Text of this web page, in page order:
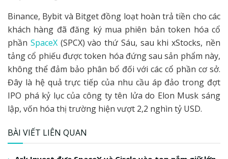
Binance, Bybit và Bitget đồng loạt hoàn trả tiền cho các
khách hàng đã đăng ký mua phiên bản token hóa cổ
phần SpaceX(SPCX) vào thứ Sáu, sau khi xStocks, nền
tảng cổ phiếu được token hóa đứng sau sản phẩm này,
không thể đảm bảo phân bổ đối với các cổ phần cơ sở.
Đây là hệ quả trực tiếp của nhu cầu áp đảo trong đợt
IPO phá kỷ lục của công ty tên lửa do Elon Musk sáng
lập, vốn hóa thị trường hiện vượt 2,2 nghìn tỷ USD.
BÀI VIẾT LIÊN QUAN